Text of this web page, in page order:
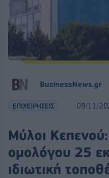
BusinessNews.gr
ΕΠΙΧΕΙΡΗΣΕΙΣ 09/11/
Μύλοι
ομολόγου 25
ιδιωτική